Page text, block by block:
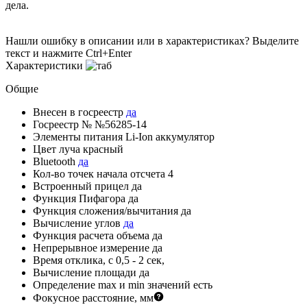
дела.
Нашли ошибку в описании или в характеристиках? Выделите
текст и нажмите Ctrl+Enter
Характеристики
Общие
Внесен в госреестр да
Госреестр № №56285-14
Элементы питания Li-Ion аккумулятор
Цвет луча красный
Bluetooth да
Кол-во точек начала отсчета 4
Встроенный прицел да
Функция Пифагора да
Функция сложения/вычитания да
Вычисление углов да
Функция расчета объема да
Непрерывное измерение да
Время отклика, с 0,5 - 2 сек,
Вычисление площади да
Определение mах и min значений есть
Фокусное расстояние, мм